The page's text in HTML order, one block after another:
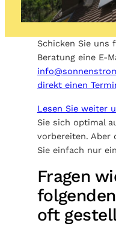
Schicken Sie uns
Beratung eine E-
direkt einen
Lesen Sie weiter
Sie sich optimal
vorbereiten. Aber
Sie einfach nur
Fragen
oft